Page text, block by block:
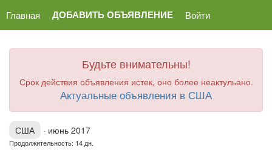
Главная ДОБАВИТЬ ОБЪЯВЛЕНИЕ Войти
Будьте внимательны!
Срок действия объявления истек, оно более неактульано.
Актуальные объявления в США
США · июнь 2017
Продолжительность: 14 дн.